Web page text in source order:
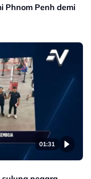
Phnom Penh demi
01:31